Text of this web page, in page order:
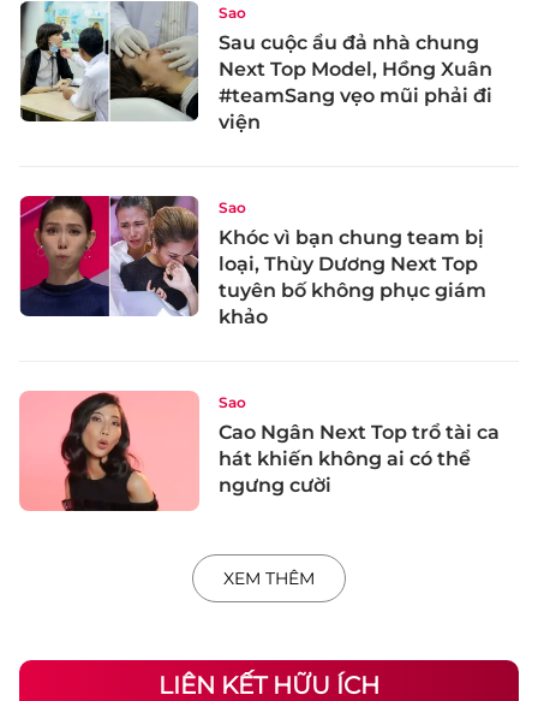
Sao
Sau cuộc ẩu đả nhà chung
Next Top Model, Hồng Xuân
#teamSang vẹo mũi phải đi
viện
Sao
Khóc vì bạn chung team bị
loại, Thùy Dương Next Top
tuyên bố không phục giám
khảo
Sao
Cao Ngân Next Top trổ tài ca
hát khiến không ai có thể
ngưng cười
XEM THÊM
LIÊN KẾT HỮU ÍCH